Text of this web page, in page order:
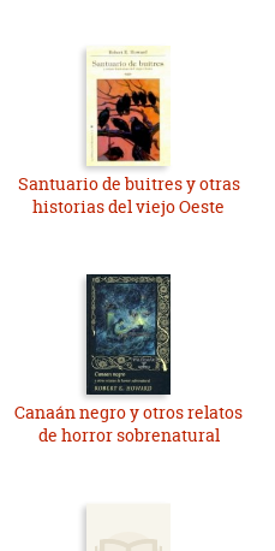
Santuario de buitres y otras
historias del viejo Oeste
Canaán negro y otros relatos
de horror sobrenatural